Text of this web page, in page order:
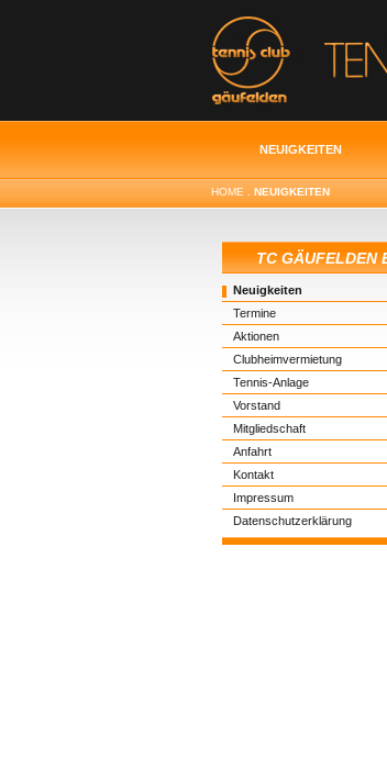
NEUIGKEITEN
HOME . NEUIGKEITEN
TC GÄUFELDEN
Neuigkeiten
Termine
Aktionen
Clubheimvermietung
Tennis-Anlage
Vorstand
Mitgliedschaft
Anfahrt
Kontakt
Impressum
Datenschutzerklärung